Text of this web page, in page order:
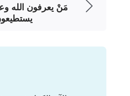
عمل الله ليس بالأمر
تغيير أولئك الذين
الشيطانُ فيهم، وليس خلق
التي أفسدها الشيطان ثم
ليس ببساطة خلقِ
مَنْ يعرفون الله